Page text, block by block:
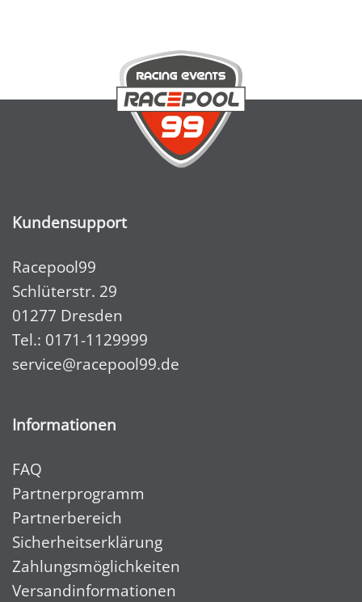
Kundensupport
Racepool99
Schlüterstr. 29
01277 Dresden
Tel.: 0171-1129999
service@racepool99.de
Informationen
FAQ
Partnerprogramm
Partnerbereich
Sicherheitserklärung
Zahlungsmöglichkeiten
Versandinformationen